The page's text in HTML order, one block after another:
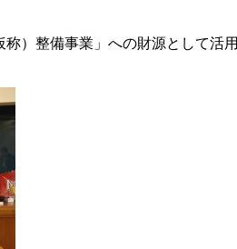
備事業」への財源として活用